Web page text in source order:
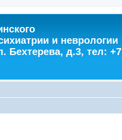
и неврологии
Бехтерева, д.3, тел: +7